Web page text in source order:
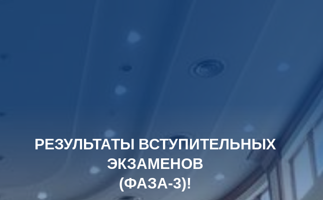
РЕЗУЛЬТАТЫ ВСТУПИТЕЛЬНЫХ
ЭКЗАМЕНОВ
(ФАЗА-3)!